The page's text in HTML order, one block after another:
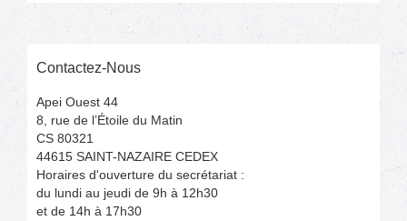
Contactez-Nous
Apei Ouest 44
8, rue de l’Étoile du Matin
CS 80321
44615 SAINT-NAZAIRE CEDEX
Horaires d'ouverture du secrétariat :
du lundi au jeudi de 9h à 12h30
et de 14h à 17h30